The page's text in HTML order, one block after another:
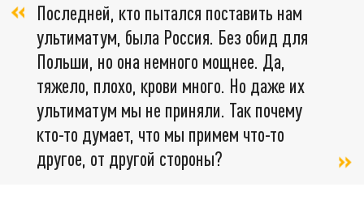
Последней, кто пытался поставить нам
ультиматум, была Россия. Без обид для
Польши, но она немного мощнее. Да,
тяжело, плохо, крови много. Но даже их
ультиматум мы не приняли. Так почему
кто-то думает, что мы примем что-то
другое, от другой стороны?